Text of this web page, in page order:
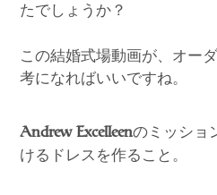
たでしょうか？
この結婚式場動画が、オー
考になればいいですね。
Andrew Excelleenのミッショ
けるドレスを作ること。